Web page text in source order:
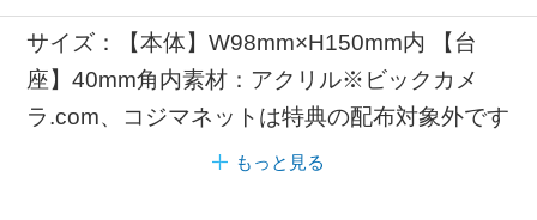
サイズ：【本体】W98mm×H150mm内 【台
座】40mm角内素材：アクリル※ビックカメ
ラ.com、コジマネットは特典の配布対象外です
もっと見る